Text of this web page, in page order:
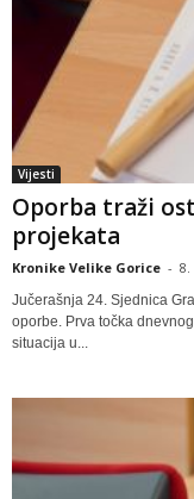
Vijesti
Oporba traži
projekata
Kronike Velike Gorice - 8.
Jučerašnja 24. Sjednica
oporbe. Prva točka
situacija u...